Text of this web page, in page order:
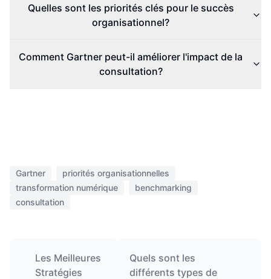
Quelles sont les priorités clés pour le succès
organisationnel?
Comment Gartner peut-il améliorer l'impact de la
consultation?
Gartner
priorités organisationnelles
transformation numérique
benchmarking
consultation
Les Meilleures
Stratégies
Quels sont les
différents types de